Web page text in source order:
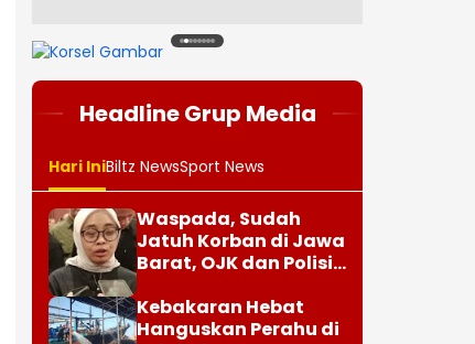
12345678
Headline Grup Media
Hari IniBiltz NewsSport News
Waspada, Sudah
Jatuh Korban di Jawa
Barat, OJK dan Polisi
Penipuan Modus Titip
Limit Paylater
Kebakaran Hebat
Hanguskan Perahu di